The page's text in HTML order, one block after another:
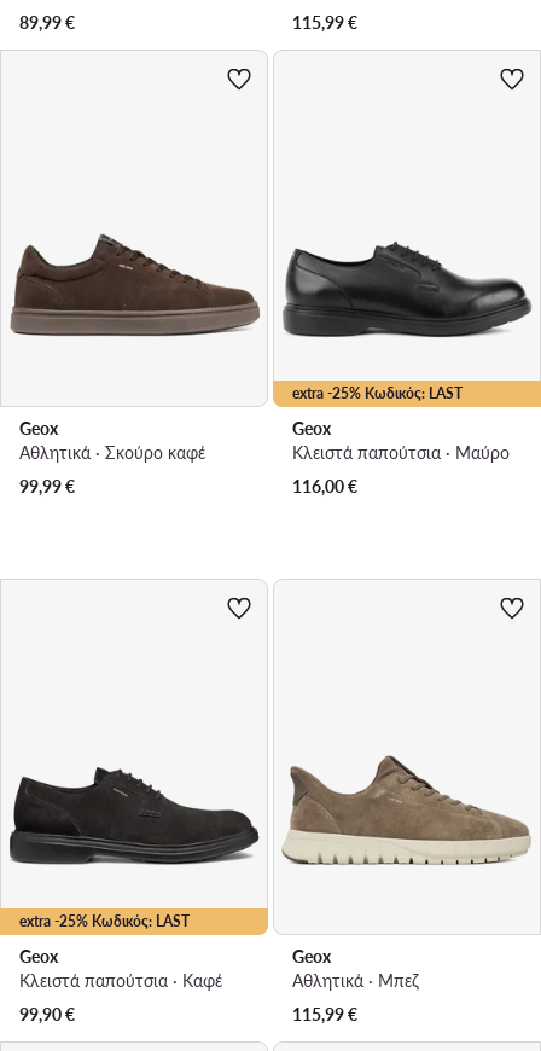
89,99€
115,99€
Geox
Αθλητικά · Σκούρο καφέ
99,99€
extra -25% Κωδικός: LAST
Geox
Κλειστά παπούτσια · Μαύρο
116,00€
extra -25% Κωδικός: LAST
Geox
Κλειστά παπούτσια · Καφέ
99,90€
Geox
Αθλητικά · Μπεζ
115,99€